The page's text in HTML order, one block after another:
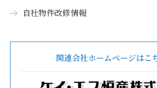
自社物件改修情報
関連会社ホームページはこ